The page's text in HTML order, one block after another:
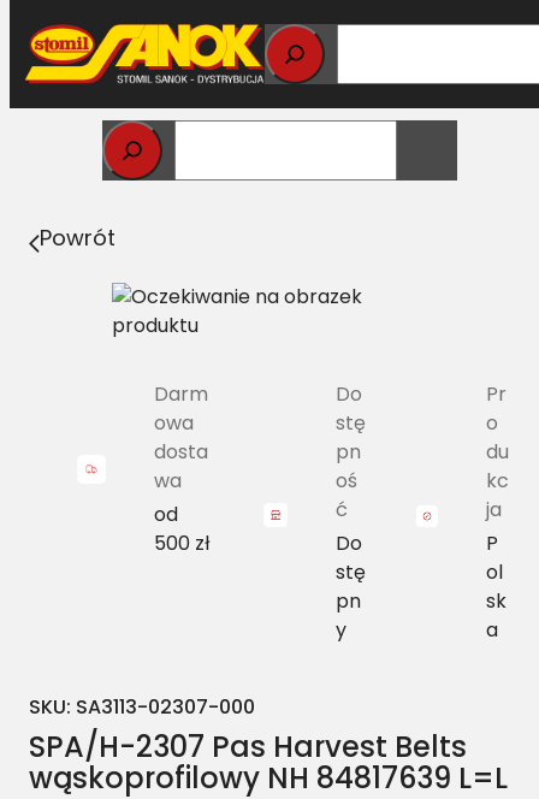
Przejdź
do
treści
Strona główna>
wąskoprofilowy NH 84817639 L=L
Powrót
Darm
owa
dosta
wa
od
500 zł
Do
stę
pn
oś
ć
Do
stę
pn
y
Pr
o
du
kc
ja
P
ol
sk
a
SKU: SA3113-02307-000
SPA/H-2307 Pas Harvest Belts
wąskoprofilowy NH 84817639 L=L